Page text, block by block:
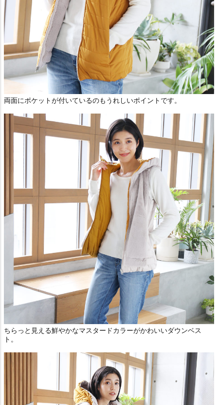
両面にポケットが付いているのもうれしいポイントです。
ちらっと見える鮮やかなマスタードカラーがかわいいダウンベス
ト。